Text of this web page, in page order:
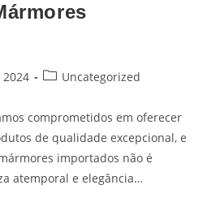
2024 Uncategorized
comprometidos em oferecer
de qualidade excepcional, e
importados não é
atemporal e elegância…